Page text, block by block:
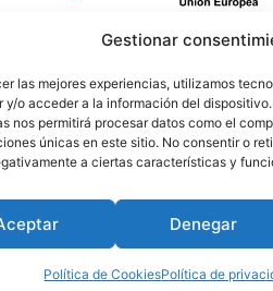
Gestionar
las mejores experiencias, utilizamos
y/o acceder a la información del
nos permitirá procesar datos como el
únicas en este sitio. No consentir o
a ciertas características y
Denegar
Política de CookiesPolítica de